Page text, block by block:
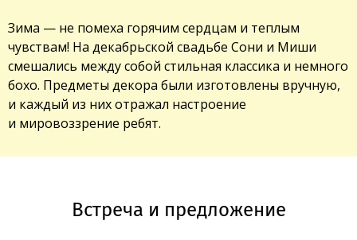
Зима — не помеха горячим сердцам и теплым
чувствам! На декабрьской свадьбе Сони и Миши
смешались между собой стильная классика и немного
бохо. Предметы декора были изготовлены вручную,
и каждый из них отражал настроение
и мировоззрение ребят.
Встреча и предложение